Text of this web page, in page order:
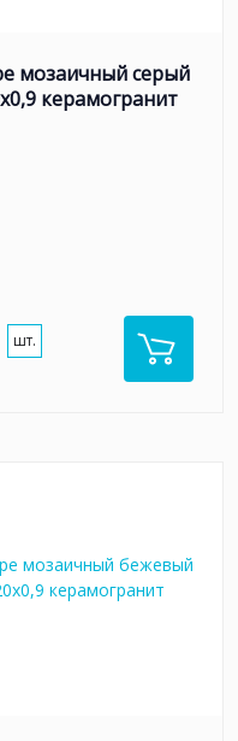
мозаичный серый
керамогранит
шт.